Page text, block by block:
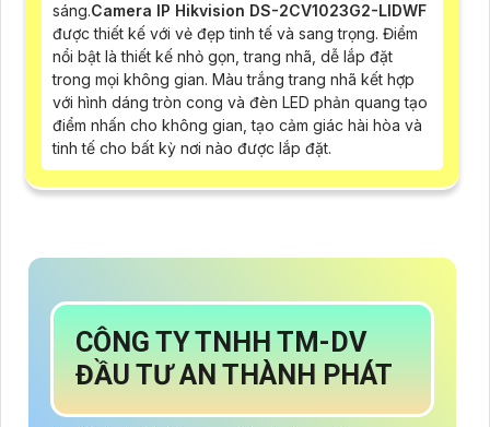
sáng.Camera IP Hikvision DS-2CV1023G2-LIDWF
được thiết kế với vẻ đẹp tinh tế và sang trọng. Điểm
nổi bật là thiết kế nhỏ gọn, trang nhã, dễ lắp đặt
trong mọi không gian. Màu trắng trang nhã kết hợp
với hình dáng tròn cong và đèn LED phản quang tạo
điểm nhấn cho không gian, tạo cảm giác hài hòa và
tinh tế cho bất kỳ nơi nào được lắp đặt.
CÔNG TY TNHH TM-DV
ĐẦU TƯ AN THÀNH PHÁT